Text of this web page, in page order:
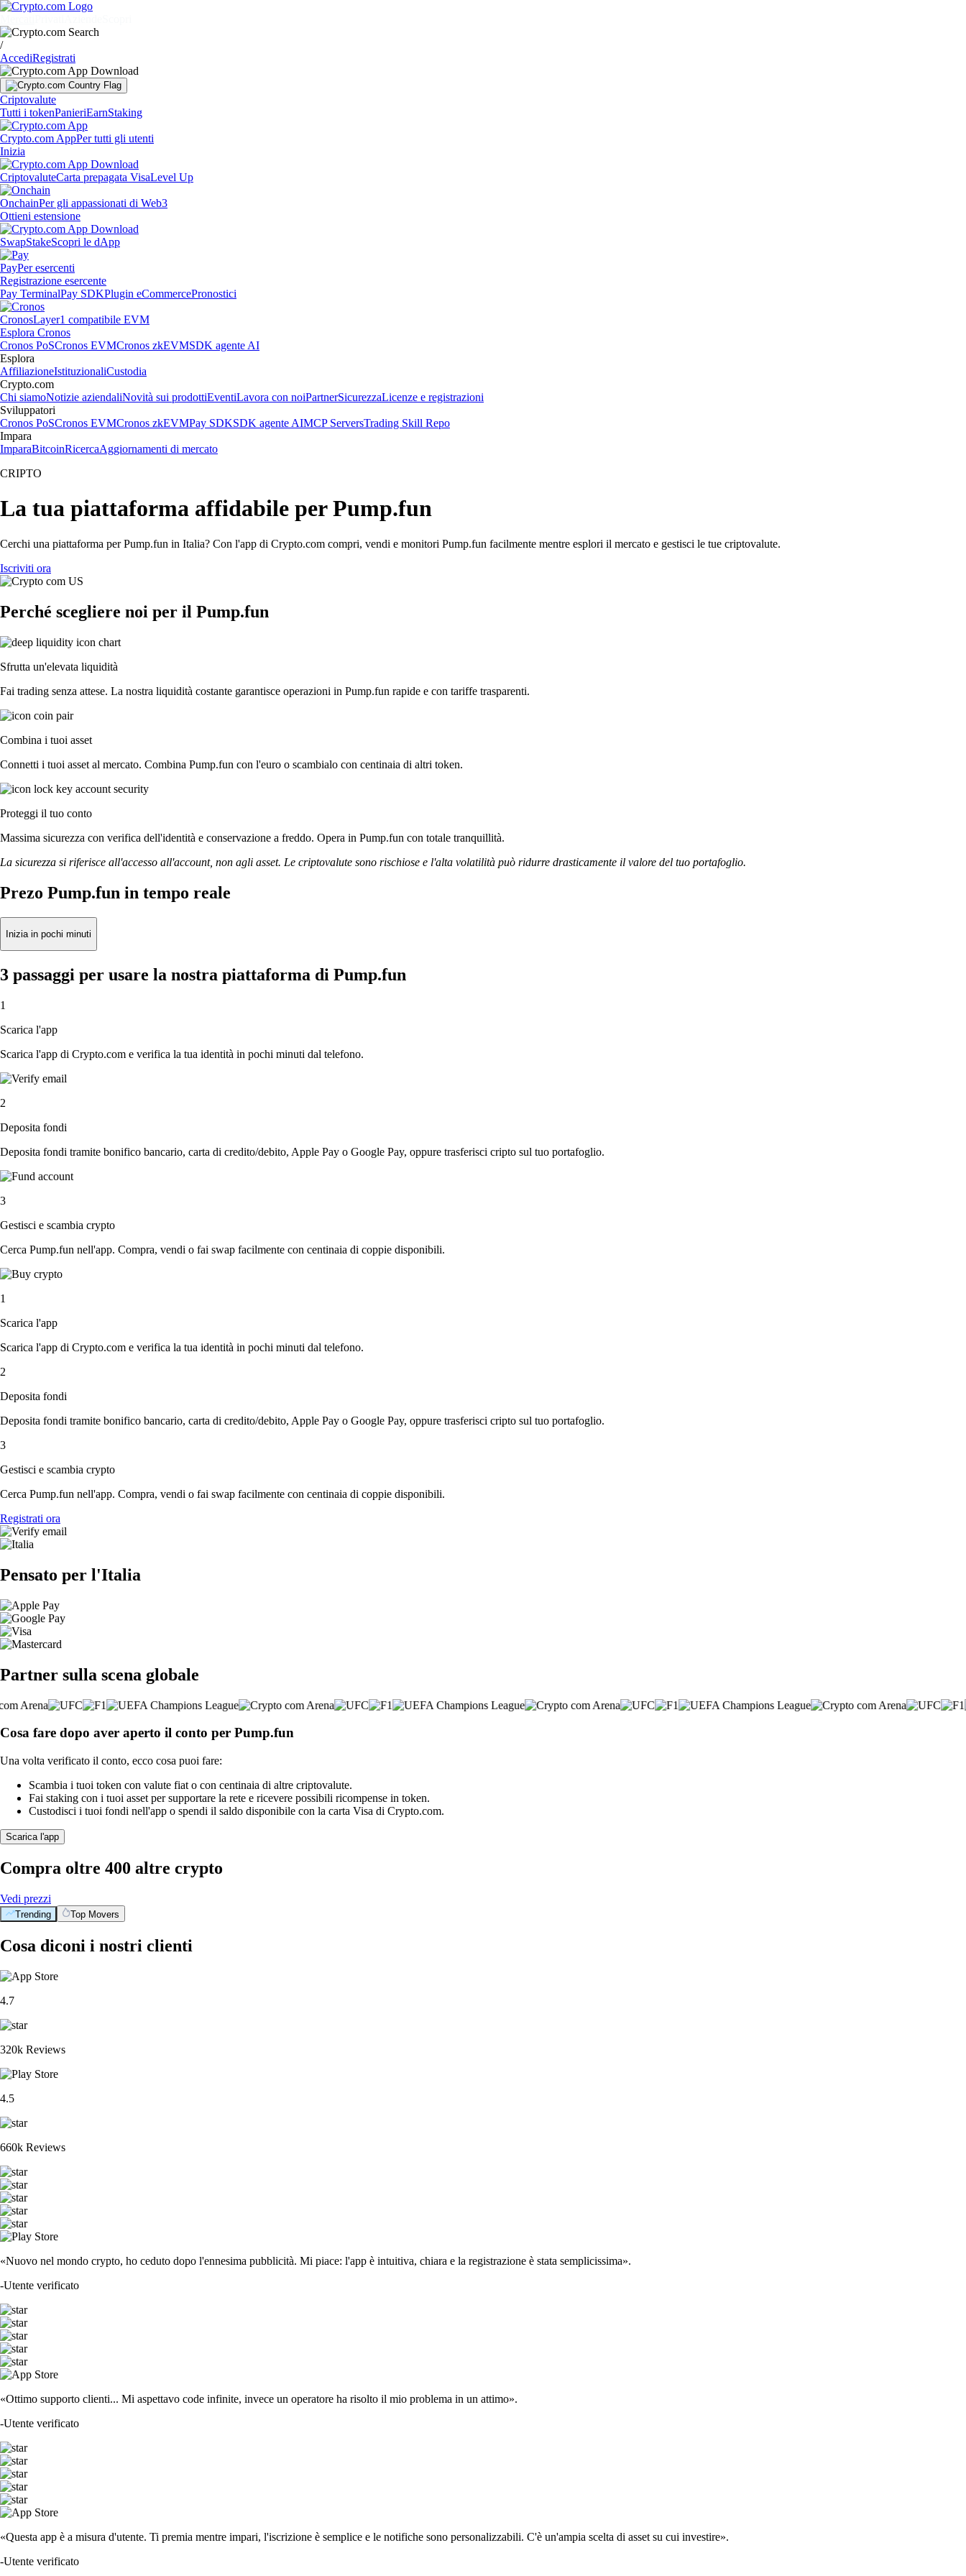
/
AccediRegistrati
Criptovalute
Tutti i tokenPanieriEarnStaking
Crypto.com AppPer tutti gli utenti
Inizia
CriptovaluteCarta prepagata VisaLevel Up
OnchainPer gli appassionati di Web3
Ottieni estensione
SwapStakeScopri le dApp
PayPer esercenti
Registrazione esercente
Pay TerminalPay SDKPlugin eCommercePronostici
CronosLayer1 compatibile EVM
Esplora Cronos
Cronos PoSCronos EVMCronos zkEVMSDK agente AI
Esplora
AffiliazioneIstituzionaliCustodia
Crypto.com
Chi siamoNotizie aziendaliNovità sui prodottiEventiLavora con noiPartnerSicurezzaLicenze e registrazioni
Sviluppatori
Cronos PoSCronos EVMCronos zkEVMPay SDKSDK agente AIMCP ServersTrading Skill Repo
Impara
ImparaBitcoinRicercaAggiornamenti di mercato
CRIPTO
La tua piattaforma affidabile per Pump.fun
Cerchi una piattaforma per Pump.fun in Italia? Con l'app di Crypto.com compri, vendi e monitori Pump.fun facilmente mentre esplori il mercato e gestisci le tue criptovalute.
Iscriviti ora
Perché scegliere noi per il Pump.fun
Sfrutta un'elevata liquidità
Fai trading senza attese. La nostra liquidità costante garantisce operazioni in Pump.fun rapide e con tariffe trasparenti.
Combina i tuoi asset
Connetti i tuoi asset al mercato. Combina Pump.fun con l'euro o scambialo con centinaia di altri token.
Proteggi il tuo conto
Massima sicurezza con verifica dell'identità e conservazione a freddo. Opera in Pump.fun con totale tranquillità.
La sicurezza si riferisce all'accesso all'account, non agli asset. Le criptovalute sono rischiose e l'alta volatilità può ridurre drasticamente il valore del tuo portafoglio.
Prezo Pump.fun in tempo reale
Inizia in pochi minuti
3 passaggi per usare la nostra piattaforma di Pump.fun
1
Scarica l'app
Scarica l'app di Crypto.com e verifica la tua identità in pochi minuti dal telefono.
2
Deposita fondi
Deposita fondi tramite bonifico bancario, carta di credito/debito, Apple Pay o Google Pay, oppure trasferisci cripto sul tuo portafoglio.
3
Gestisci e scambia crypto
Cerca Pump.fun nell'app. Compra, vendi o fai swap facilmente con centinaia di coppie disponibili.
1
Scarica l'app
Scarica l'app di Crypto.com e verifica la tua identità in pochi minuti dal telefono.
2
Deposita fondi
Deposita fondi tramite bonifico bancario, carta di credito/debito, Apple Pay o Google Pay, oppure trasferisci cripto sul tuo portafoglio.
3
Gestisci e scambia crypto
Cerca Pump.fun nell'app. Compra, vendi o fai swap facilmente con centinaia di coppie disponibili.
Registrati ora
Pensato per l'Italia
Partner sulla scena globale
Cosa fare dopo aver aperto il conto per Pump.fun
Una volta verificato il conto, ecco cosa puoi fare:
Scambia i tuoi token con valute fiat o con centinaia di altre criptovalute.
Fai staking con i tuoi asset per supportare la rete e ricevere possibili ricompense in token.
Custodisci i tuoi fondi nell'app o spendi il saldo disponibile con la carta Visa di Crypto.com.
Scarica l'app
Compra oltre 400 altre crypto
Vedi prezzi
Trending Top Movers
Cosa diconi i nostri clienti
4.7
320k Reviews
4.5
660k Reviews
«Nuovo nel mondo crypto, ho ceduto dopo l'ennesima pubblicità. Mi piace: l'app è intuitiva, chiara e la registrazione è stata semplicissima».
-Utente verificato
«Ottimo supporto clienti... Mi aspettavo code infinite, invece un operatore ha risolto il mio problema in un attimo».
-Utente verificato
«Questa app è a misura d'utente. Ti premia mentre impari, l'iscrizione è semplice e le notifiche sono personalizzabili. C'è un'ampia scelta di asset su cui investire».
-Utente verificato